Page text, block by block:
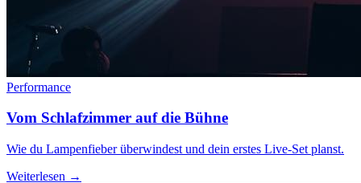
Performance
Vom Schlafzimmer auf die Bühne
Wie du Lampenfieber überwindest und dein erstes Live-Set planst.
Weiterlesen →